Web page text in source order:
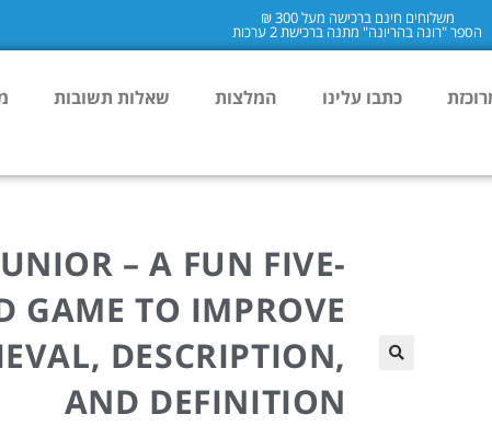
משלוחים חינם ברכישה מעל 300 ₪
הספר "רונה בהריונה" מתנה ברכישת 2 ערכות
כתבו עלינו המלצות שאלות תשובות
– A FUN FIVE-
GAME TO IMPROVE
DESCRIPTION,
AND DEFINITION